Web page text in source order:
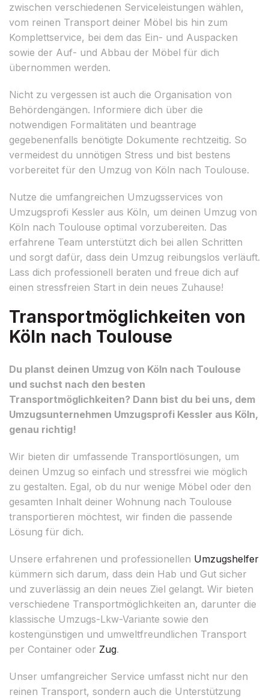
zwischen verschiedenen Serviceleistungen wählen,
vom reinen Transport deiner Möbel bis hin zum
Komplettservice, bei dem das Ein- und Auspacken
sowie der Auf- und Abbau der Möbel für dich
übernommen werden.
Nicht zu vergessen ist auch die Organisation von
Behördengängen. Informiere dich über die
notwendigen Formalitäten und beantrage
gegebenenfalls benötigte Dokumente rechtzeitig. So
vermeidest du unnötigen Stress und bist bestens
vorbereitet für den Umzug von Köln nach Toulouse.
Nutze die umfangreichen Umzugsservices von
Umzugsprofi Kessler aus Köln, um deinen Umzug von
Köln nach Toulouse optimal vorzubereiten. Das
erfahrene Team unterstützt dich bei allen Schritten
und sorgt dafür, dass dein Umzug reibungslos verläuft.
Lass dich professionell beraten und freue dich auf
einen stressfreien Start in dein neues Zuhause!
Transportmöglichkeiten von
Köln nach Toulouse
Du planst deinen Umzug von Köln nach Toulouse
und suchst nach den besten
Transportmöglichkeiten? Dann bist du bei uns, dem
Umzugsunternehmen Umzugsprofi Kessler aus Köln,
genau richtig!
Wir bieten dir umfassende Transportlösungen, um
deinen Umzug so einfach und stressfrei wie möglich
zu gestalten. Egal, ob du nur wenige Möbel oder den
gesamten Inhalt deiner Wohnung nach Toulouse
transportieren möchtest, wir finden die passende
Lösung für dich.
Unsere erfahrenen und professionellen Umzugshelfer
kümmern sich darum, dass dein Hab und Gut sicher
und zuverlässig an dein neues Ziel gelangt. Wir bieten
verschiedene Transportmöglichkeiten an, darunter die
klassische Umzugs-Lkw-Variante sowie den
kostengünstigen und umweltfreundlichen Transport
per Container oder Zug.
Unser umfangreicher Service umfasst nicht nur den
reinen Transport, sondern auch die Unterstützung